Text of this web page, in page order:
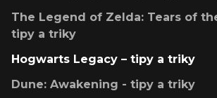
The Legend of Zelda: Tears of
tipy a triky
Hogwarts Legacy – tipy a triky
Dune: Awakening - tipy a triky